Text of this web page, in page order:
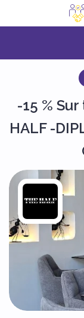
-15 %
HALF -